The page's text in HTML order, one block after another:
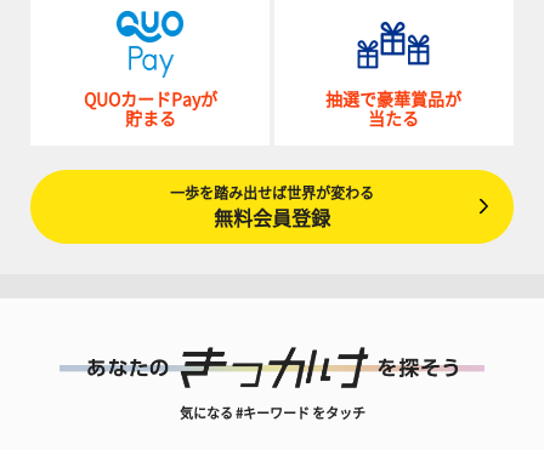
QUOカードPayが
貯まる
抽選で豪華賞品が
当たる
一歩を踏み出せば世界が変わる
無料会員登録
気になる #キーワード をタッチ